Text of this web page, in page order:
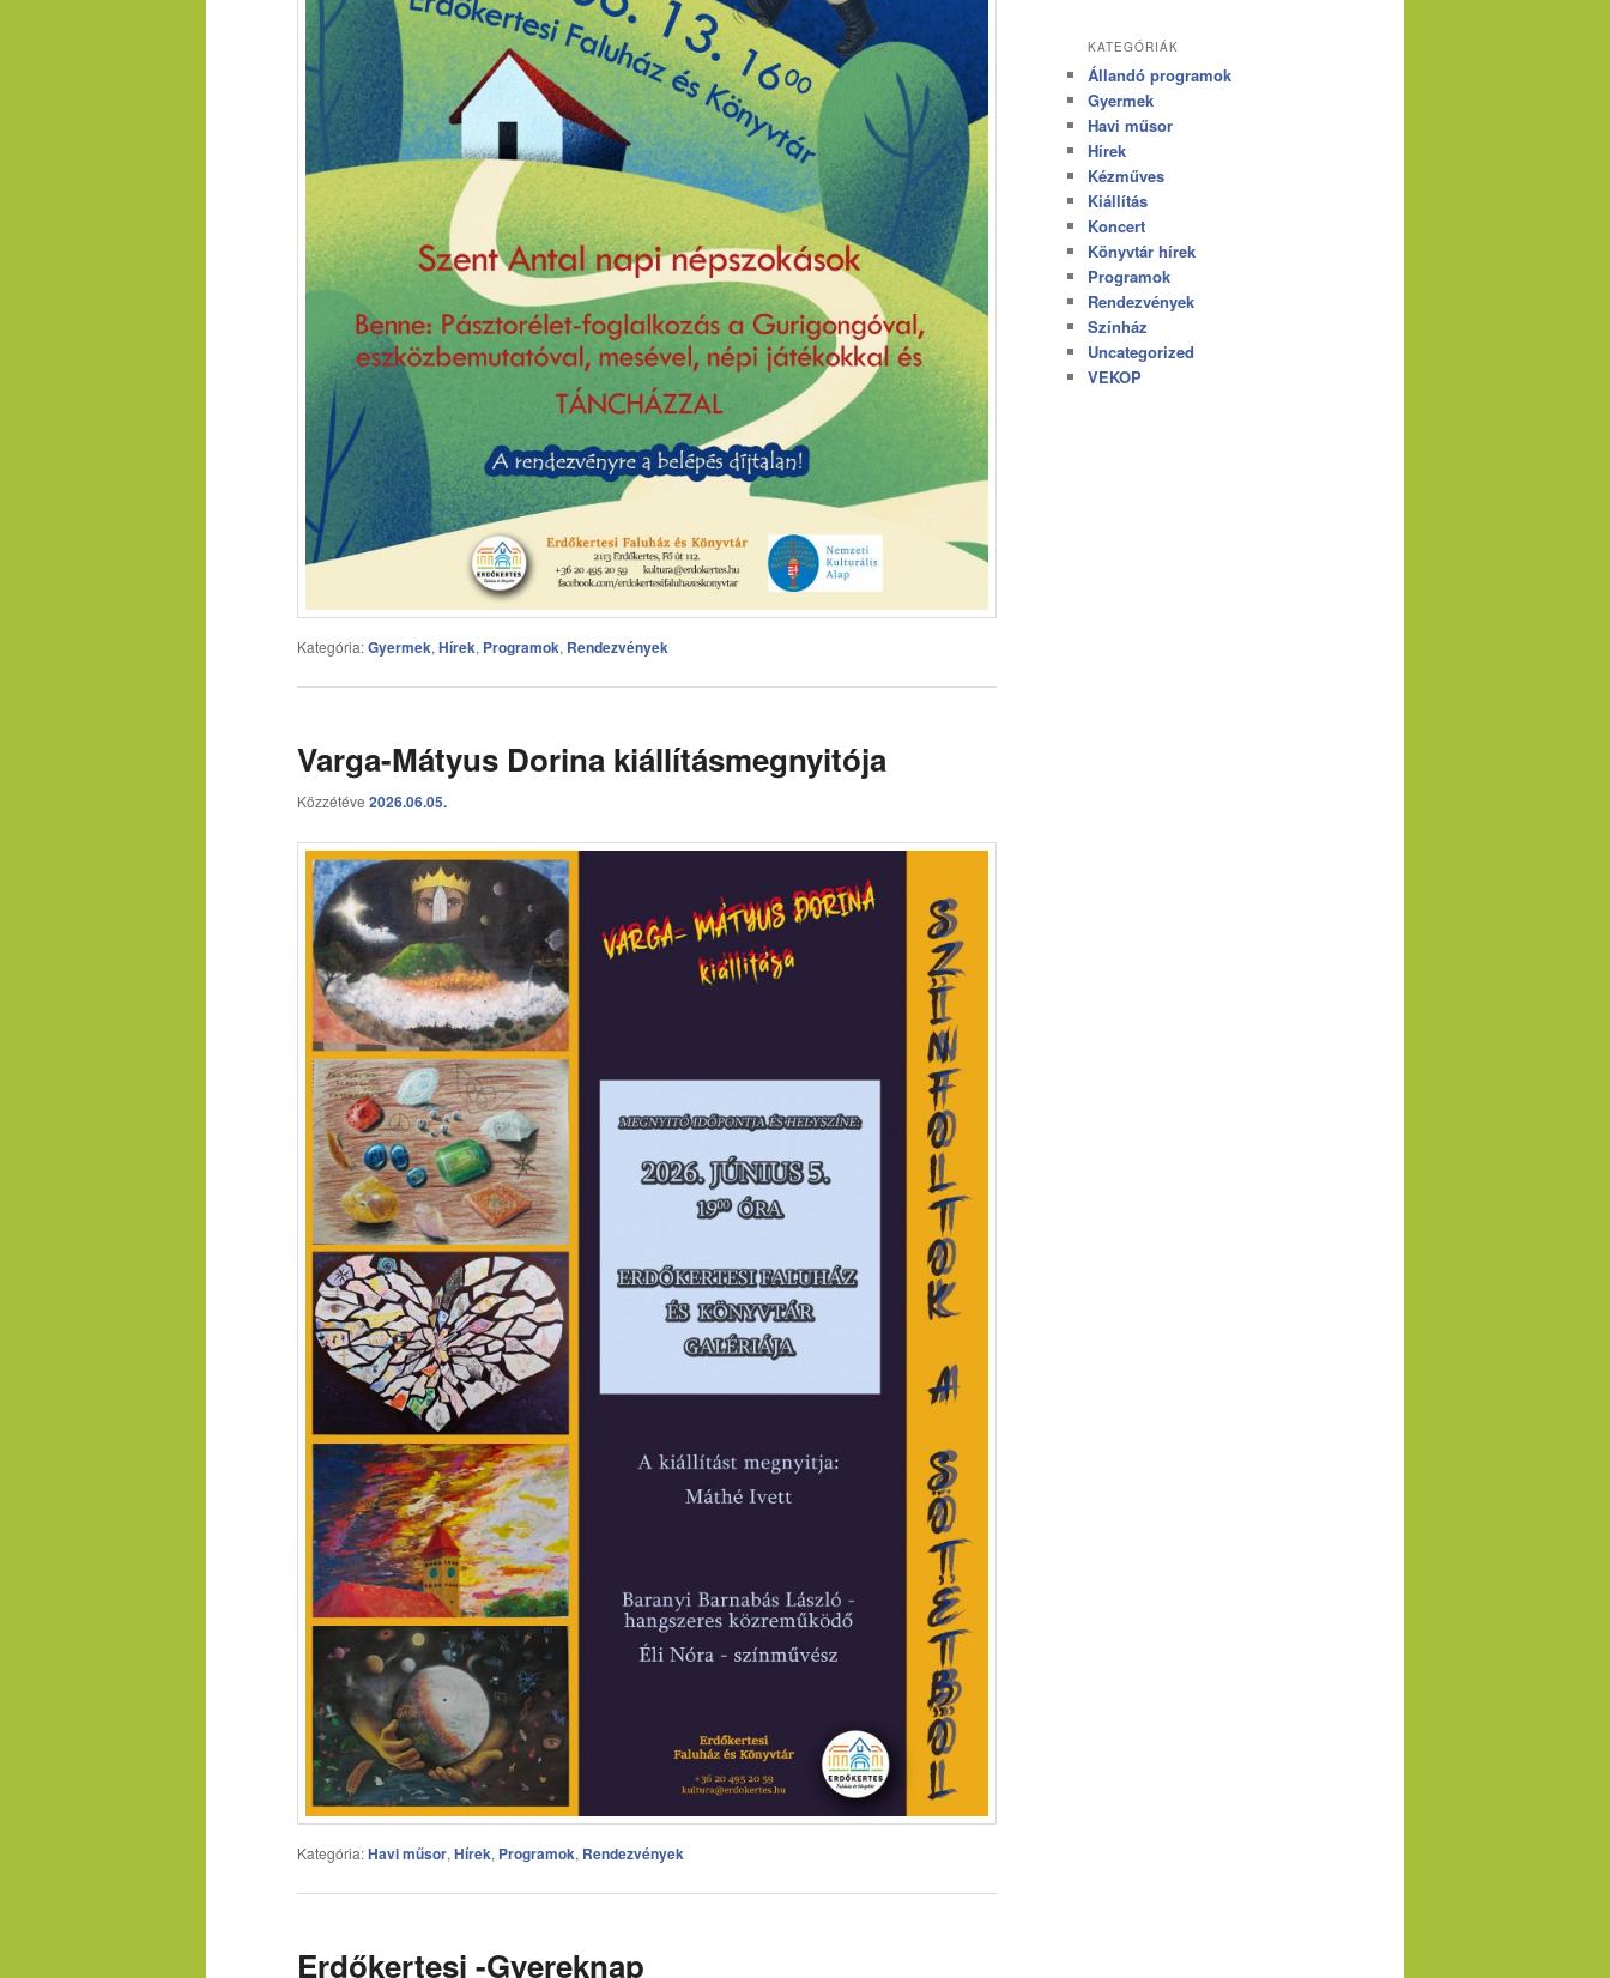
Kategória:Gyermek, Hírek, Programok, Rendezvények
Varga-Mátyus Dorina kiállításmegnyitója
Közzétéve 2026.06.05.
Kategória:Havi műsor, Hírek, Programok, Rendezvények
Erdőkertesi -Gyereknap
KATEGÓRIÁK
Állandó programok
Gyermek
Havi műsor
Hírek
Kézműves
Kiállítás
Koncert
Könyvtár hírek
Programok
Rendezvények
Színház
Uncategorized
VEKOP